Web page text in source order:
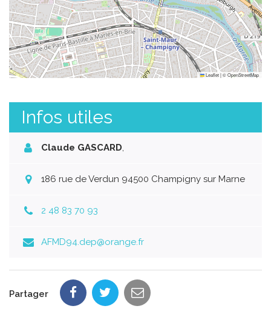
Leaflet|©OpenStreetMap
Infos utiles
Claude GASCARD
186 rue de Verdun 94500 Champigny sur Marne
2 48 83 70 93
AFMD94.dep@orange.fr
Partager